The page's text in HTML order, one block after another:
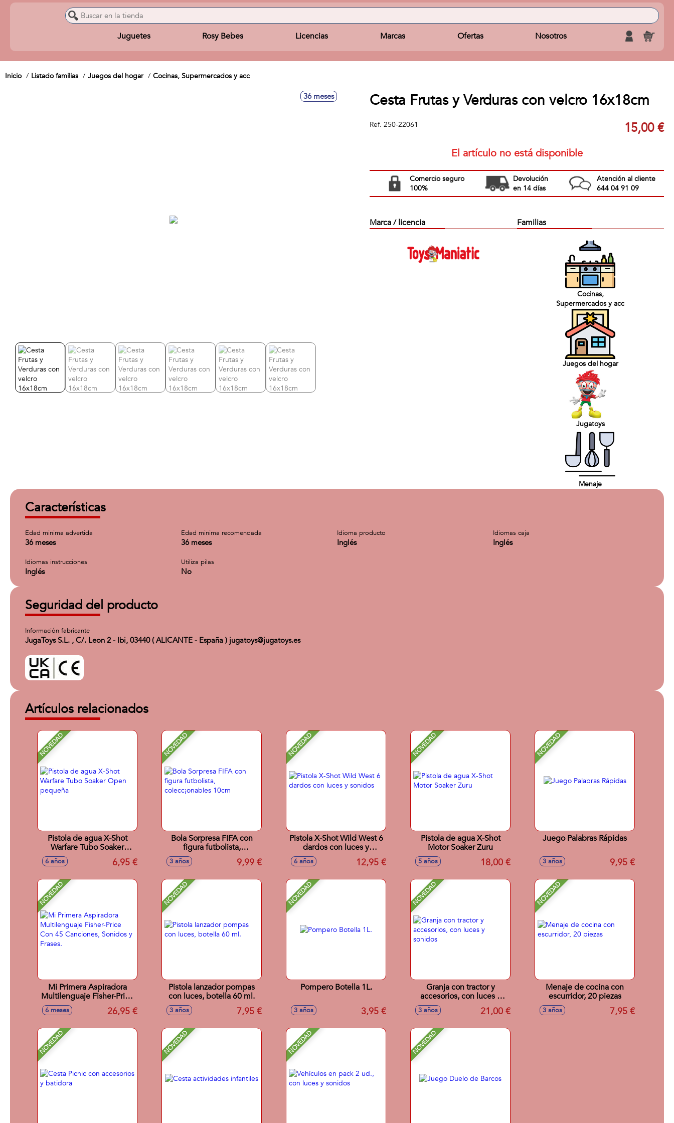
Juguetes Rosy Bebes Licencias Marcas Ofertas Nosotros
Inicio Listado familias Juegos del hogar Cocinas, Supermercados y acc
36 meses Cesta Frutas y Verduras con velcro 16x18cm
Ref. 250-22061 15,00 €
El artículo no está disponible
Comercio seguro
100%
Devolución
en 14 días
Atención al cliente
644 04 91 09
Marca / licencia Familias
Cocinas,
Supermercados y acc
Juegos del hogar
Jugatoys
Menaje
Características
Edad minima advertida
36 meses
Edad minima recomendada
36 meses
Idioma producto
Inglés
Idiomas caja
Inglés
Idiomas instrucciones
Inglés
Utiliza pilas
No
Seguridad del producto
Información fabricante
JugaToys S.L. , C/. Leon 2 - Ibi, 03440 ( ALICANTE - España ) jugatoys@jugatoys.es
Artículos relacionados
NOVEDAD
Pistola de agua X-Shot
Warfare Tubo Soaker
Open pequeña
6 años 6,95 €
NOVEDAD
Bola Sorpresa FIFA con
figura futbolista,
colecc¡onables 10cm
3 años 9,99 €
NOVEDAD
Pistola X-Shot Wild West 6
dardos con luces y
6 años 12,95 €
NOVEDAD
Pistola de agua X-Shot
Motor Soaker Zuru
5 años 18,00 €
NOVEDAD
Juego Palabras Rápidas
3 años 9,95 €
NOVEDAD
Mi Primera Aspiradora
Multilenguaje Fisher-Price
Con 45 Canciones,
Sonidos y Frases.
6 meses 26,95 €
NOVEDAD
Pistola lanzador pompas
con luces, botella 60 ml.
3 años 7,95 €
NOVEDAD
Pompero Botella 1L.
3 años 3,95 €
NOVEDAD
Granja con tractor y
accesorios, con luces y
3 años 21,00 €
NOVEDAD
Menaje de cocina con
escurridor, 20 piezas
3 años 7,95 €
NOVEDAD NOVEDAD NOVEDAD NOVEDAD